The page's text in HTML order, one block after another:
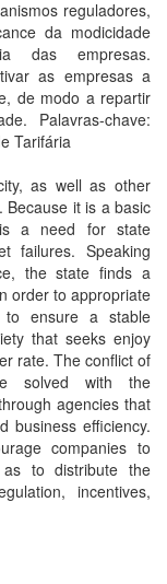
reguladores,
da modicidade
das empresas.
as empresas a
de modo a repartir
Palavras-chave:
Tarifária
as well as other
Because it is a basic
a need for state
failures. Speaking
the state finds a
order to appropriate
ensure a stable
that seeks enjoy
rate. The conflict of
solved with the
agencies that
business efficiency.
companies to
to distribute the
incentives,